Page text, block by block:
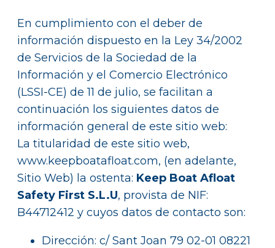
En cumplimiento con el deber de
información dispuesto en la Ley 34/2002
de Servicios de la Sociedad de la
Información y el Comercio Electrónico
(LSSI-CE) de 11 de julio, se facilitan a
continuación los siguientes datos de
información general de este sitio web:
La titularidad de este sitio web,
www.keepboatafloat.com, (en adelante,
Sitio Web) la ostenta: Keep Boat Afloat
Safety First S.L.U, provista de NIF:
B44712412 y cuyos datos de contacto son:
Dirección: c/ Sant Joan 79 02-01 08221